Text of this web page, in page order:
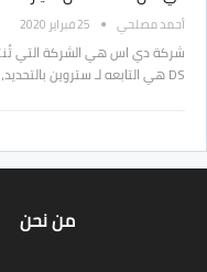
أحمد مصلحي 25 فبراير 2020
DS هي التابعه لـ ستروين بالتحديد، والشركة لديها…
من نحن